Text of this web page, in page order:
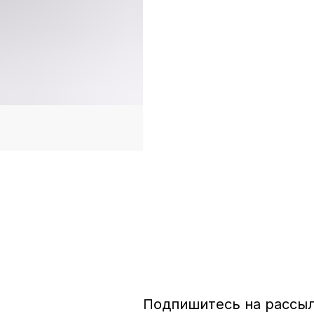
Подпишитесь на